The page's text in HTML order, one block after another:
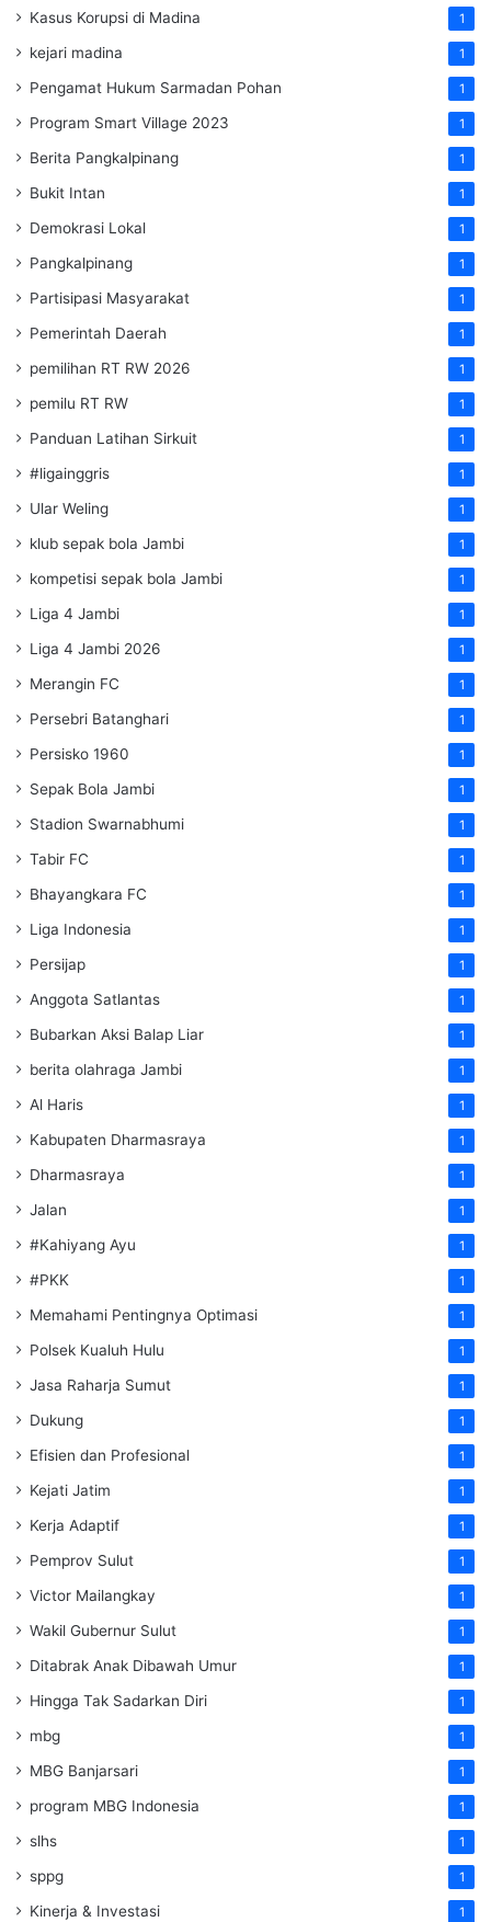
Kasus Korupsi di Madina 1
kejari madina 1
Pengamat Hukum Sarmadan Pohan 1
Program Smart Village 2023 1
Berita Pangkalpinang 1
Bukit Intan 1
Demokrasi Lokal 1
Pangkalpinang 1
Partisipasi Masyarakat 1
Pemerintah Daerah 1
pemilihan RT RW 2026 1
pemilu RT RW 1
Panduan Latihan Sirkuit 1
#ligainggris 1
Ular Weling 1
klub sepak bola Jambi 1
kompetisi sepak bola Jambi 1
Liga 4 Jambi 1
Liga 4 Jambi 2026 1
Merangin FC 1
Persebri Batanghari 1
Persisko 1960 1
Sepak Bola Jambi 1
Stadion Swarnabhumi 1
Tabir FC 1
Bhayangkara FC 1
Liga Indonesia 1
Persijap 1
Anggota Satlantas 1
Bubarkan Aksi Balap Liar 1
berita olahraga Jambi 1
Al Haris 1
Kabupaten Dharmasraya 1
Dharmasraya 1
Jalan 1
#Kahiyang Ayu 1
#PKK 1
Memahami Pentingnya Optimasi 1
Polsek Kualuh Hulu 1
Jasa Raharja Sumut 1
Dukung 1
Efisien dan Profesional 1
Kejati Jatim 1
Kerja Adaptif 1
Pemprov Sulut 1
Victor Mailangkay 1
Wakil Gubernur Sulut 1
Ditabrak Anak Dibawah Umur 1
Hingga Tak Sadarkan Diri 1
mbg 1
MBG Banjarsari 1
program MBG Indonesia 1
slhs 1
sppg 1
Kinerja & Investasi 1